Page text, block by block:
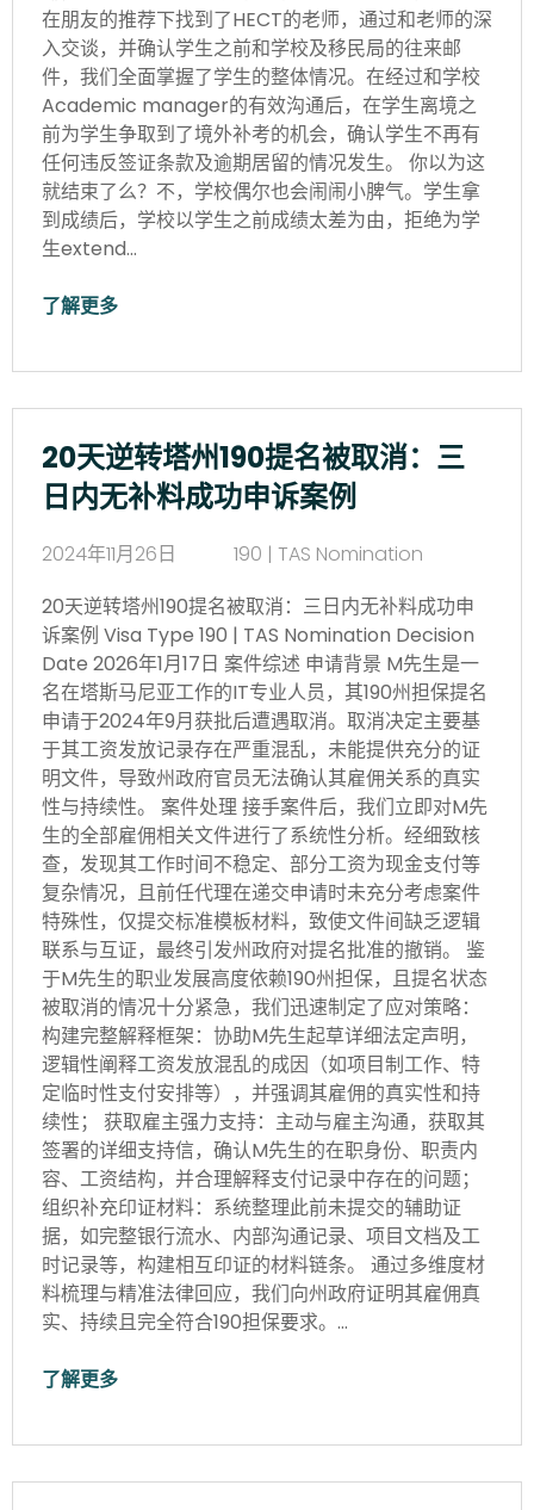
在朋友的推荐下找到了HECT的老师，通过和老师的深
入交谈，并确认学生之前和学校及移民局的往来邮
件，我们全面掌握了学生的整体情况。在经过和学校
Academic manager的有效沟通后，在学生离境之
前为学生争取到了境外补考的机会，确认学生不再有
任何违反签证条款及逾期居留的情况发生。 你以为这
就结束了么？不，学校偶尔也会闹闹小脾气。学生拿
到成绩后，学校以学生之前成绩太差为由，拒绝为学
生extend…
了解更多
20天逆转塔州190提名被取消：三
日内无补料成功申诉案例
2024年11月26日
190 | TAS Nomination
20天逆转塔州190提名被取消：三日内无补料成功申
诉案例 Visa Type 190 | TAS Nomination Decision
Date 2026年1月17日 案件综述 申请背景 M先生是一
名在塔斯马尼亚工作的IT专业人员，其190州担保提名
申请于2024年9月获批后遭遇取消。取消决定主要基
于其工资发放记录存在严重混乱，未能提供充分的证
明文件，导致州政府官员无法确认其雇佣关系的真实
性与持续性。 案件处理 接手案件后，我们立即对M先
生的全部雇佣相关文件进行了系统性分析。经细致核
查，发现其工作时间不稳定、部分工资为现金支付等
复杂情况，且前任代理在递交申请时未充分考虑案件
特殊性，仅提交标准模板材料，致使文件间缺乏逻辑
联系与互证，最终引发州政府对提名批准的撤销。 鉴
于M先生的职业发展高度依赖190州担保，且提名状态
被取消的情况十分紧急，我们迅速制定了应对策略：
构建完整解释框架：协助M先生起草详细法定声明，
逻辑性阐释工资发放混乱的成因（如项目制工作、特
定临时性支付安排等），并强调其雇佣的真实性和持
续性； 获取雇主强力支持：主动与雇主沟通，获取其
签署的详细支持信，确认M先生的在职身份、职责内
容、工资结构，并合理解释支付记录中存在的问题；
组织补充印证材料：系统整理此前未提交的辅助证
据，如完整银行流水、内部沟通记录、项目文档及工
时记录等，构建相互印证的材料链条。 通过多维度材
料梳理与精准法律回应，我们向州政府证明其雇佣真
实、持续且完全符合190担保要求。…
了解更多